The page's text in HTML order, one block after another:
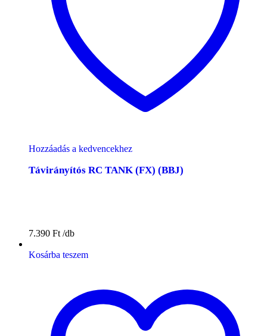
Hozzáadás a kedvencekhez
Távirányítós RC TANK (FX) (BBJ)
7.390 Ft
Kosárba teszem